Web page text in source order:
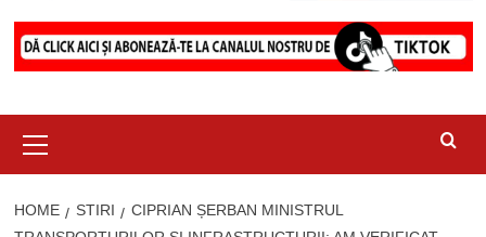
Menu
HOME STIRI
CIPRIAN ȘERBAN MINISTRUL